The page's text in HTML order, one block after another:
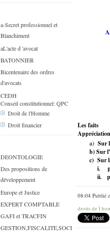
a-Secret professionnel et
Blanchiment
aL'acte d 'avocat
BATONNIER
Bicentenaire des ordres
d'avocats
CEDH
Conseil constitutionnel: QPC
Droit de l'Homme
Droit financier
DEONTOLOGIE
Des propositions de
développement
Europe et Justice
EXPERT COMPTABLE
GAFI et TRACFIN
GESTION,FISCALITE,SOCIAL
Les faits
a) Sur
b) Sur
c) Sur
i.
ii.
08:04 Publié
droits de l